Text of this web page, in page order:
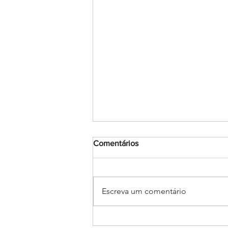
Comentários
Escreva um comentário